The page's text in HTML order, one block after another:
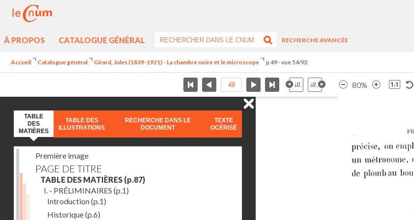
À PROPOS CATALOGUE GÉNÉRAL
RECHERCHE AVANCÉE
Accueil Catalogue général Girard, Jules (1839-1921) - La chambre noire et le microscope p.49 - vue 54/92
80%
TABLE
DES
MATIÈRES
TABLE DES
ILLUSTRATIONS
RECHERCHE DANS LE
DOCUMENT
TEXTE
OCÉRISÉ
Première image
PAGE DE TITRE
TABLE DES MATIÈRES (p.87)
I. - PRÉLIMINAIRES (p.1)
Introduction(p.1)
Historique(p.6)